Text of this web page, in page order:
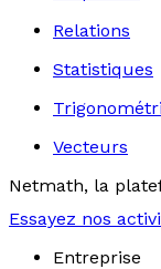
Relations
Statistiques
Vecteurs
Netmath, la
Essayez nos
Entreprise